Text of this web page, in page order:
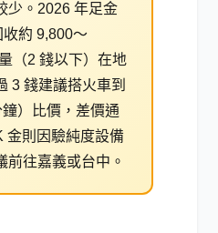
少。2026 年足金
收約 9,800～
（2 錢以下）在地
3 錢建議搭火車到
）比價，差價通
金則因驗純度設備
前往嘉義或台中。